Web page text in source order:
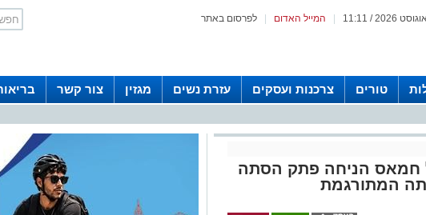
לפרסום באתר המייל האדום
טורים צרכנות ועסקים עזרת נשים מגזין צור קשר
חמאס הניחה פתק הסתה
המתורגמת